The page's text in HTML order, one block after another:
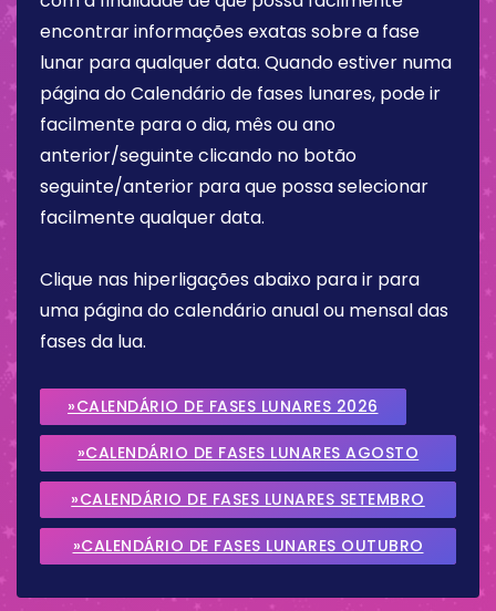
encontrar informações exatas sobre a fase
lunar para qualquer data. Quando estiver numa
página do Calendário de fases lunares, pode ir
facilmente para o dia, mês ou ano
anterior/seguinte clicando no botão
seguinte/anterior para que possa selecionar
facilmente qualquer data.
Clique nas hiperligações abaixo para ir para
uma página do calendário anual ou mensal das
fases da lua.
»CALENDÁRIO DE FASES LUNARES 2026
»CALENDÁRIO DE FASES LUNARES AGOSTO
2026
»CALENDÁRIO DE FASES LUNARES SETEMBRO
2026
»CALENDÁRIO DE FASES LUNARES OUTUBRO